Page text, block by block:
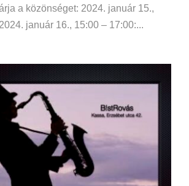
a közönséget: 2024. január 15.,
január 16., 15:00 – 17:00:...